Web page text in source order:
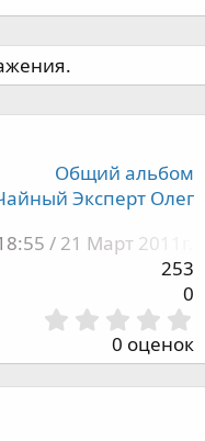
Общий альбом
Эксперт Олег
/ 21 Март 2011г.
253
0
,
0
0
0 оценок